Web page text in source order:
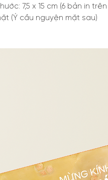
7,5 x 15 cm (6 bản in trên
(Ý cầu nguyện mặt sau)